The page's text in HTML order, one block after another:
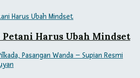
Harus Ubah Mindset